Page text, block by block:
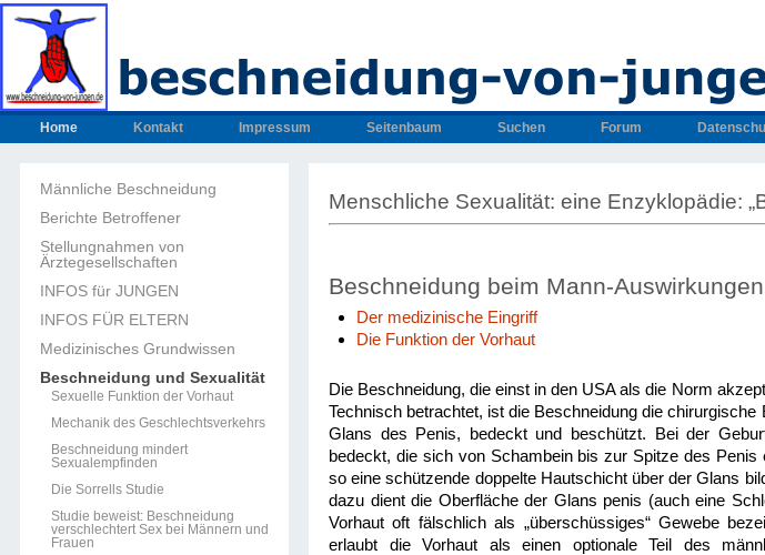
Home Kontakt Impressum Seitenbaum Suchen Forum
Männliche Beschneidung
Berichte Betroffener
Stellungnahmen von
Ärztegesellschaften
INFOS für JUNGEN
INFOS FÜR ELTERN
Medizinisches Grundwissen
Beschneidung und Sexualität
Sexuelle Funktion der Vorhaut
Mechanik des Geschlechtsverkehrs
Beschneidung mindert
Sexualempfinden
Die Sorrells Studie
Studie beweist: Beschneidung
verschlechtert Sex bei Männern und
Frauen
Menschliche Sexualität: eine Enzyklopädie:
Beschneidung beim Mann-
Der medizinische Eingriff
Die Funktion der Vorhaut
Die Beschneidung, die einst in den USA als die Norm
Technisch betrachtet, ist die Beschneidung die
Glans des Penis, bedeckt und beschützt. Bei der
bedeckt, die sich von Schambein bis zur Spitze des
so eine schützende doppelte Hautschicht über der Glans
dazu dient die Oberfläche der Glans penis (auch eine
Vorhaut oft fälschlich als „überschüssiges“ Gewebe
erlaubt die Vorhaut als einen optionale Teil des